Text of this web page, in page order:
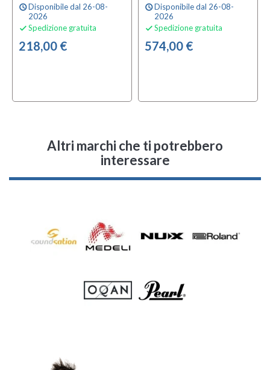
scheduleDisponibile dal 26-08-
2026
 Spedizione gratuita
218,00 €
scheduleDisponibile dal 26-08-
2026
 Spedizione gratuita
574,00 €
Altri marchi che ti potrebbero
interessare